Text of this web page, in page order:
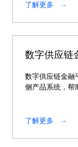
了解更多
数字供应链
数字供应链金融
侧产品系统，帮
行完整建立场
碑和更强市场竞
了解更多